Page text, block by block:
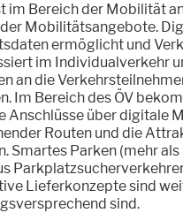
im Bereich der Mobilität
Mobilitätsangebote.
ermöglicht und
im Individualverkehr
an die
Im Bereich des ÖV
Anschlüsse über digitale
Routen und die
Smartes Parken (mehr
Lieferkonzepte sind
sind.